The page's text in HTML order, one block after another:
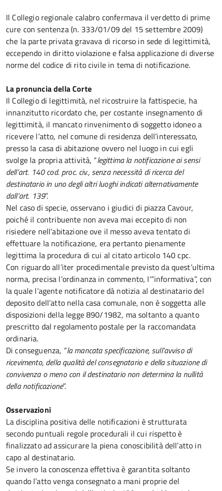
Il Collegio regionale calabro confermava il verdetto di prime
cure con sentenza (n. 333/01/09 del 15 settembre 2009)
che la parte privata gravava di ricorso in sede di legittimità,
eccependo in diritto violazione e falsa applicazione di diverse
norme del codice di rito civile in tema di notificazione.
La pronuncia della Corte
Il Collegio di legittimità, nel ricostruire la fattispecie, ha
innanzitutto ricordato che, per costante insegnamento di
legittimità, il mancato rinvenimento di soggetto idoneo a
ricevere l’atto, nel comune di residenza dell’interessato,
presso la casa di abitazione ovvero nel luogo in cui egli
svolge la propria attività, “legittima la notificazione ai sensi
dell’art. 140 cod. proc. civ., senza necessità di ricerca del
destinatario in uno degli altri luoghi indicati alternativamente
dall’art. 139”.
Nel caso di specie, osservano i giudici di piazza Cavour,
poiché il contribuente non aveva mai eccepito di non
risiedere nell’abitazione ove il messo aveva tentato di
effettuare la notificazione, era pertanto pienamente
legittima la procedura di cui al citato articolo 140 cpc.
Con riguardo all’iter procedimentale previsto da quest’ultima
norma, precisa l’ordinanza in commento, l’“informativa”, con
la quale l’agente notificatore dà notizia al destinatario del
deposito dell’atto nella casa comunale, non è soggetta alle
disposizioni della legge 890/1982, ma soltanto a quanto
prescritto dal regolamento postale per la raccomandata
ordinaria.
Di conseguenza, “la mancata specificazione, sull’avviso di
ricevimento, della qualità del consegnatario e della situazione di
convivenza o meno con il destinatario non determina la nullità
della notificazione”.
Osservazioni
La disciplina positiva delle notificazioni è strutturata
secondo puntuali regole procedurali il cui rispetto è
finalizzato ad assicurare la piena conoscibilità dell’atto in
capo al destinatario.
Se invero la conoscenza effettiva è garantita soltanto
quando l’atto venga consegnato a mani proprie del